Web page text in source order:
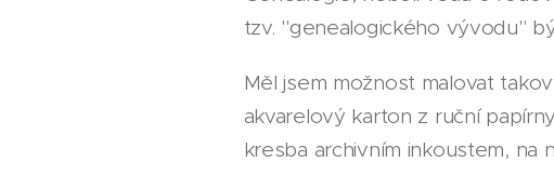
tzv. "genealogického vývodu"
Měl jsem možnost malovat
akvarelový karton z ruční
kresba archivním inkoustem, na